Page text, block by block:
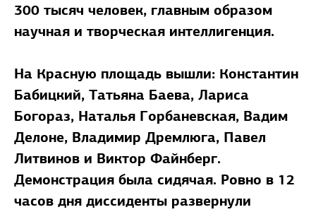
300 тысяч человек, главным образом
научная и творческая интеллигенция.
На Красную площадь вышли: Константин
Бабицкий, Татьяна Баева, Лариса
Богораз, Наталья Горбаневская, Вадим
Делоне, Владимир Дремлюга, Павел
Литвинов и Виктор Файнберг.
Демонстрация была сидячая. Ровно в 12
часов дня диссиденты развернули